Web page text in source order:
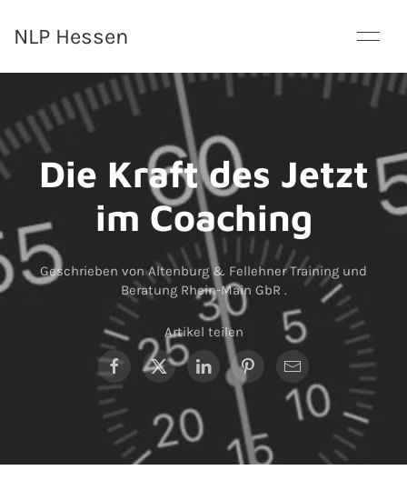
NLP Hessen
Die Kraft des Jetzt
im Coaching
Geschrieben von Altenburg & Fellehner Training und
Beratung Rhein-Main GbR .
Artikel teilen